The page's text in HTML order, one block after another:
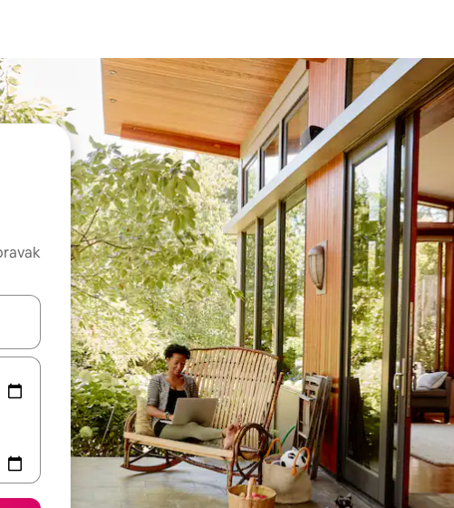
kroz njih pomoću strelica nagore i nadolje, kao i da ih istražujte dodirom ili